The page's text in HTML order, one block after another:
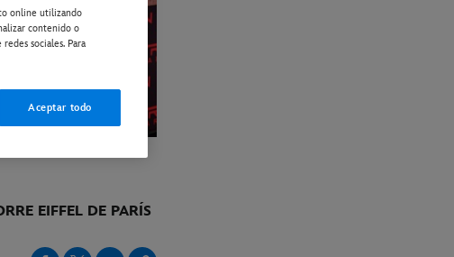
EIFFEL DE PARÍS
online utilizando
contenido o
sociales. Para
Aceptar todo